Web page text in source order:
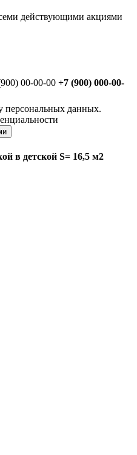
действующими акциями
900) 00-00-00 +7 (900) 000-00-
персональных данных.
в детской S= 16,5 м2